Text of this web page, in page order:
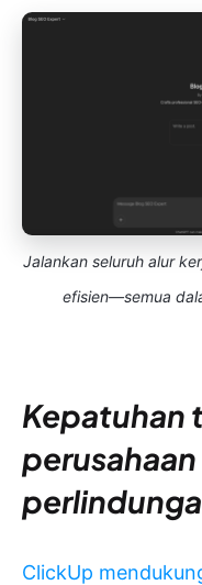
Jalankan seluruh alur
efisien—semua
Kepatuhan
ClickUp